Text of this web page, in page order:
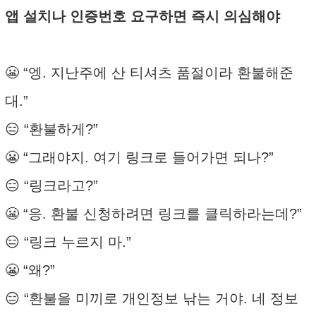
앱 설치나 인증번호 요구하면 즉시 의심해야
😬 “엥. 지난주에 산 티셔츠 품절이라 환불해준
대.”
😑 “환불하게?”
😬 “그래야지. 여기 링크로 들어가면 되나?”
😑 “링크라고?”
😬 “응. 환불 신청하려면 링크를 클릭하라는데?”
😑 “링크 누르지 마.”
😬 “왜?”
😑 “환불을 미끼로 개인정보 낚는 거야. 네 정보